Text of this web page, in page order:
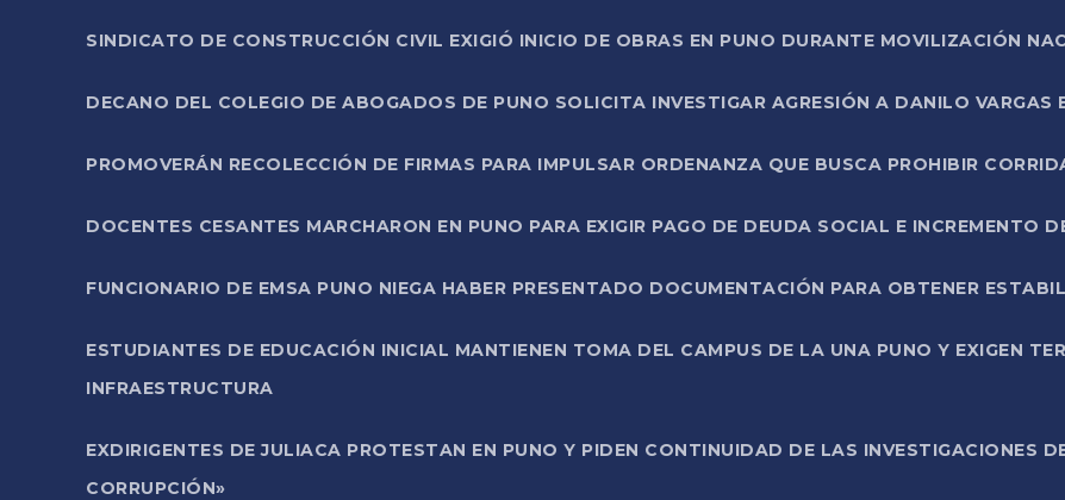
SINDICATO DE CONSTRUCCIÓN CIVIL EXIGIÓ INICIO DE OBRAS EN PUNO DURANTE MOVILIZACIÓN
DECANO DEL COLEGIO DE ABOGADOS DE PUNO SOLICITA INVESTIGAR AGRESIÓN A DANILO VARGAS
PROMOVERÁN RECOLECCIÓN DE FIRMAS PARA IMPULSAR ORDENANZA QUE BUSCA PROHIBIR
DOCENTES CESANTES MARCHARON EN PUNO PARA EXIGIR PAGO DE DEUDA SOCIAL E INCREMENTO
FUNCIONARIO DE EMSA PUNO NIEGA HABER PRESENTADO DOCUMENTACIÓN PARA OBTENER
ESTUDIANTES DE EDUCACIÓN INICIAL MANTIENEN TOMA DEL CAMPUS DE LA UNA PUNO Y EXIGEN
INFRAESTRUCTURA
EXDIRIGENTES DE JULIACA PROTESTAN EN PUNO Y PIDEN CONTINUIDAD DE LAS INVESTIGACIONES
CORRUPCIÓN»